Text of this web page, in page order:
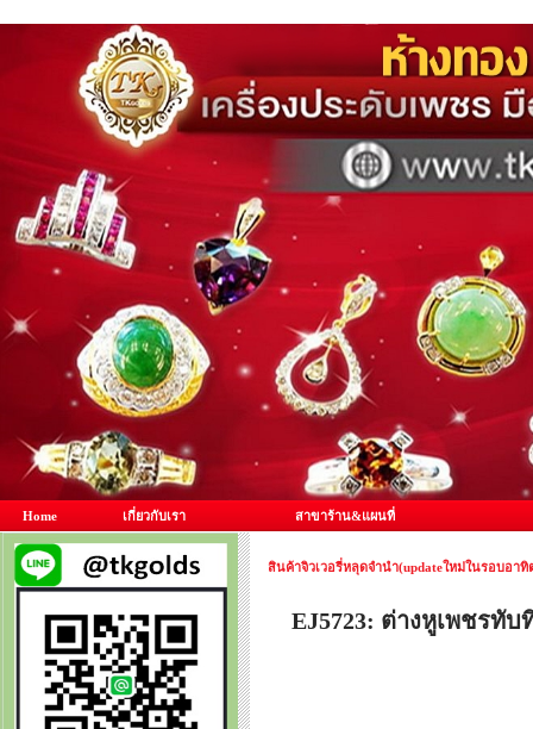
Home เกี่ยวกับเรา สาขาร้าน&แผนที่
สินค้าจิวเวอรี่หลุดจำนำ(updateใหม่ในรอบอาทิ
EJ5723: ต่างหูเพชรทั